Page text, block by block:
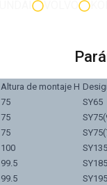
Altura de montaje H
75
SY65
75
75
100
SY135
99.5
SY185
99.5
SY195